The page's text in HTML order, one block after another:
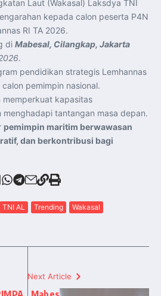
Laut (Wakasal) Laksdya TNI
kepada calon peserta P4N
RI TA 2026.
di Mabesal, Cilangkap, Jakarta
.
pendidikan strategis Lemhannas
pemimpin nasional.
memperkuat kapasitas
menghadapi tantangan masa depan.
pemimpin maritim berwawasan
dan berkontribusi bagi
TNI AL Trending Wakasal
Next Article